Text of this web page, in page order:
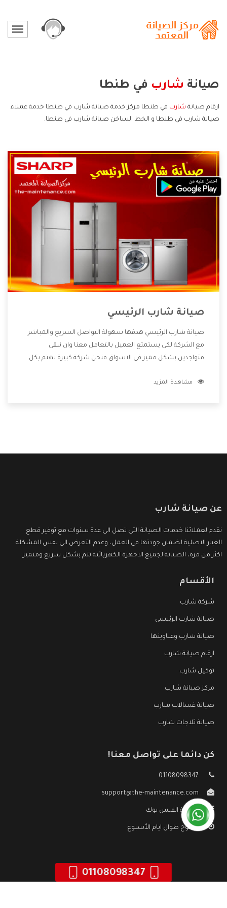
صيانة شارب في طنطا
ارقام صيانة شارب في طنطا مركز خدمة صيانة شارب في طنطا خدمة عملاء
صيانة شارب في طنطا و الخط الساخن صيانة شارب في طنطا.
صيانة شارب الرئيسي
صيانة شارب الرئيسي هدفها سهولة التواصل السريع والمباشر
مع الشركة لكى يستمتع العميل بالتعامل معنا وان نبقى
متواجدين بشكل مميز فى الاسواق فنحن شركة كبيرة نهتم بكل
الشركة بها والتى تكون منها خدمة الصيانة التى تكون من أهم
مشاهدة المزيد
عن صيانة شارب
نقدم لعملائنا خدمات الصيانة التى تصل الى عدة سنوات مع توفير قطع
الغيار الاصلية لضمان جودتها فى العمل، وعدم التعرض الى نفس المشكلة
اكثر من مرة، الصيانة لجميع الاجهزة الكهربائية تتم بشكل سريع ومتميز.
الأقسام
شركة شارب
صيانة شارب الرئيسي
صيانة شارب وعناوينها
ارقام صيانة شارب
توكيل شارب
مركز صيانة شارب
صيانة غسالات شارب
صيانة ثلاجات شارب
كن دائما على تواصل معنا!
01108098347
support@the-maintenance.com
صفحة الفيس بوك
مفتوح طوال ايام الأسبوع
01108098347